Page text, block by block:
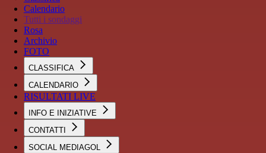
Calendario
Tutti i sondaggi
Rosa
Archivio
FOTO
CLASSIFICA
CALENDARIO
RISULTATI LIVE
INFO E INIZIATIVE
CONTATTI
SOCIAL MEDIAGOL